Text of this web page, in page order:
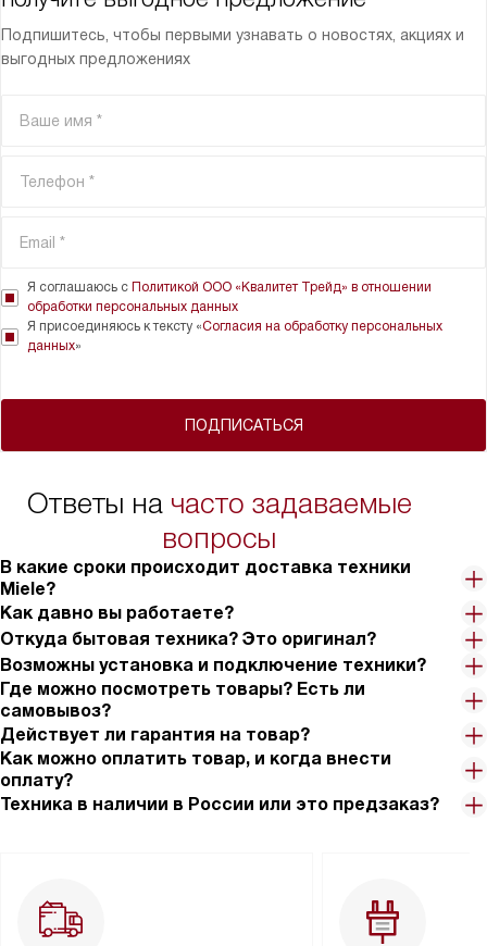
Подпишитесь, чтобы первыми узнавать о новостях, акциях и
выгодных предложениях
ПОДПИСАТЬСЯ
Я соглашаюсь с Политикой ООО «Квалитет Трейд» в отношении
обработки персональных данных
Я присоединяюсь к тексту «Согласия на обработку персональных
данных»
Ответы на часто задаваемые
вопросы
В какие сроки происходит доставка техники
Miele?
Как давно вы работаете?
Откуда бытовая техника? Это оригинал?
Возможны установка и подключение техники?
Где можно посмотреть товары? Есть ли
самовывоз?
Действует ли гарантия на товар?
Как можно оплатить товар, и когда внести
оплату?
Техника в наличии в России или это предзаказ?